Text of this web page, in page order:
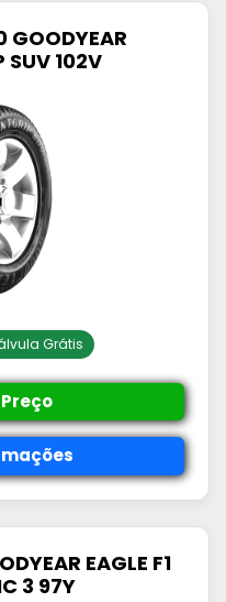
GOODYEAR
SUV 102V
Grátis
EAGLE F1
3 97Y